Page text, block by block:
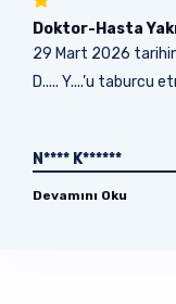
Doktor-Hasta
29 Mart 2026
D..... Y....’u taburcu
N**** K******
Devamını Oku